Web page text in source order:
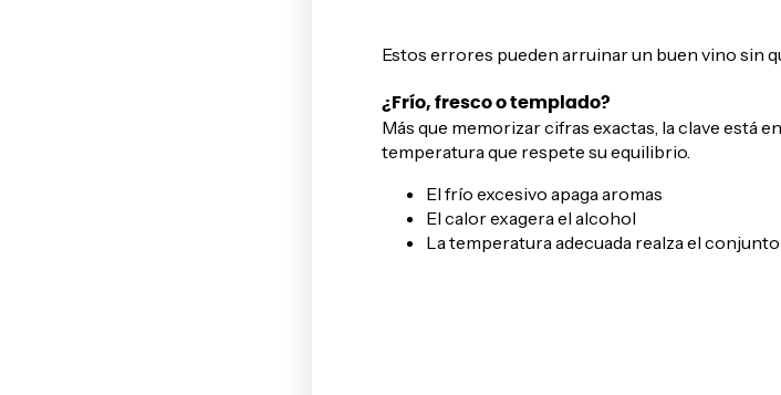
Estos errores pueden arruinar un buen vino sin
¿Frío, fresco o templado?
Más que memorizar cifras exactas, la clave está
temperatura que respete su equilibrio.
El frío excesivo apaga aromas
El calor exagera el alcohol
La temperatura adecuada realza el conjunto